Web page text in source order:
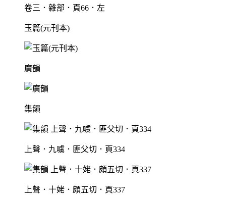
卷三．雜部．頁66．左
玉篇(元刊本)
廣韻
集韻
上聲．九噳．匪父切．頁334
上聲．十姥．頗五切．頁337